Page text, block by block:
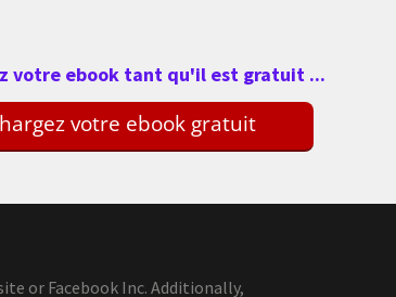
votre ebook tant qu'il est gratuit ...
votre ebook gratuit
or Facebook Inc. Additionally,